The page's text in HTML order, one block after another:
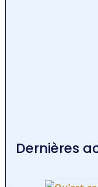
Dernières